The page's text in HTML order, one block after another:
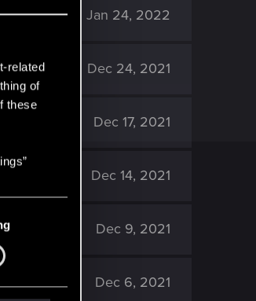
related
of
these
Jan 24, 2022
Dec 24, 2021
Dec 17, 2021
Dec 14, 2021
Dec 9, 2021
Dec 6, 2021